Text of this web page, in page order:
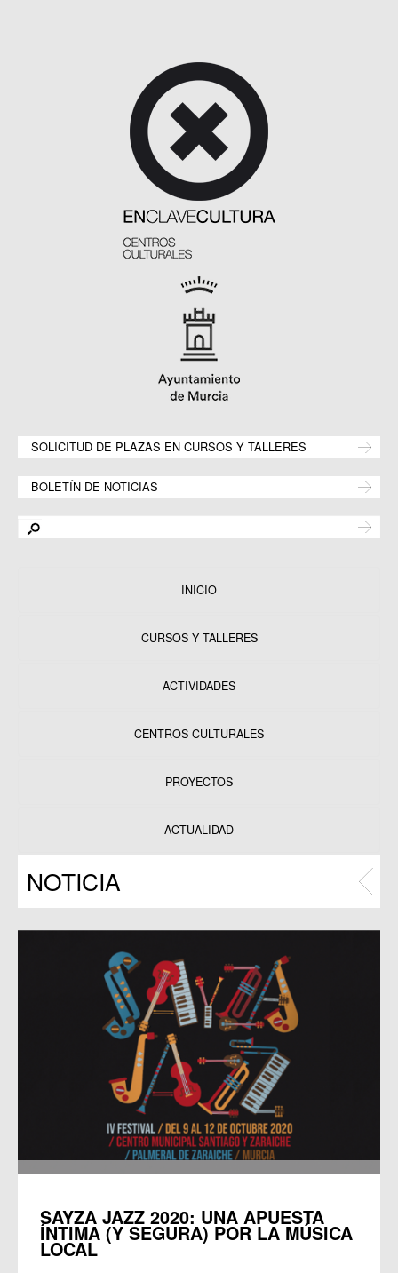
SOLICITUD DE PLAZAS EN CURSOS Y TALLERES
BOLETÍN DE NOTICIAS
INICIO
CURSOS Y TALLERES
ACTIVIDADES
CENTROS CULTURALES
PROYECTOS
Programas
ACTUALIDAD
NOTICIA
SAYZA JAZZ 2020: UNA APUESTA
ÍNTIMA (Y SEGURA) POR LA MÚSICA
LOCAL